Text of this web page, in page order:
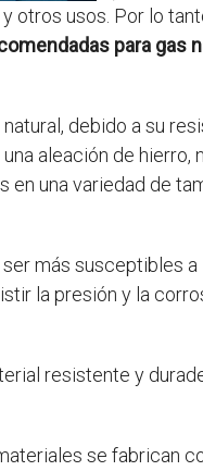
otros usos. Por lo
para gas
debido a su
aleación de hierro,
una variedad de
más susceptibles a
la presión y la
resistente y
se fabrican